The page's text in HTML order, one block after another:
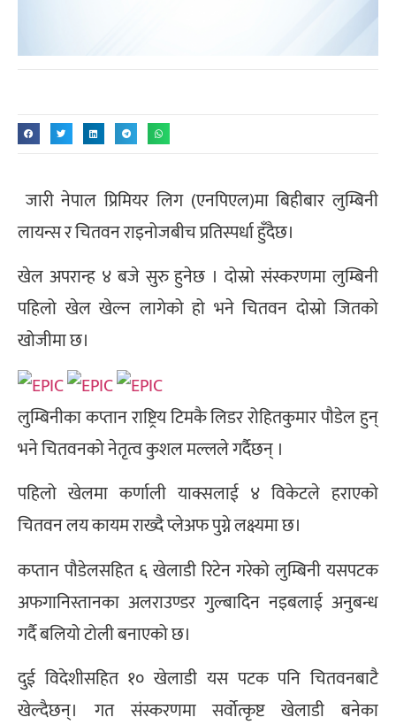
जारी नेपाल प्रिमियर लिग (एनपिएल)मा बिहीबार लुम्बिनी
लायन्स र चितवन राइनोजबीच प्रतिस्पर्धा हुँदैछ।
खेल अपरान्ह ४ बजे सुरु हुनेछ । दोस्रो संस्करणमा लुम्बिनी
पहिलो खेल खेल्न लागेको हो भने चितवन दोस्रो जितको
खोजीमा छ।
लुम्बिनीका कप्तान राष्ट्रिय टिमकै लिडर रोहितकुमार पौडेल हुन्
भने चितवनको नेतृत्व कुशल मल्लले गर्दैछन् ।
पहिलो खेलमा कर्णाली याक्सलाई ४ विकेटले हराएको
चितवन लय कायम राख्दै प्लेअफ पुग्ने लक्ष्यमा छ।
कप्तान पौडेलसहित ६ खेलाडी रिटेन गरेको लुम्बिनी यसपटक
अफगानिस्तानका अलराउण्डर गुल्बादिन नइबलाई अनुबन्ध
गर्दै बलियो टोली बनाएको छ।
दुई विदेशीसहित १० खेलाडी यस पटक पनि चितवनबाटै
खेल्दैछन्। गत संस्करणमा सर्वोत्कृष्ट खेलाडी बनेका